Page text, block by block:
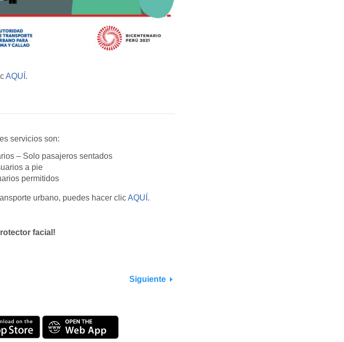
AQUÍ .
servicios son:
– Solo pasajeros sentados
a pie
permitidos
urbano, puedes hacer clicAQUÍ .
facial!
Siguiente